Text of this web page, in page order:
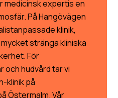
medicinsk expertis en
På Hangövägen
klinik,
stränga kliniska
För
och hudvård tar vi
klinik på
Östermalm. Vår